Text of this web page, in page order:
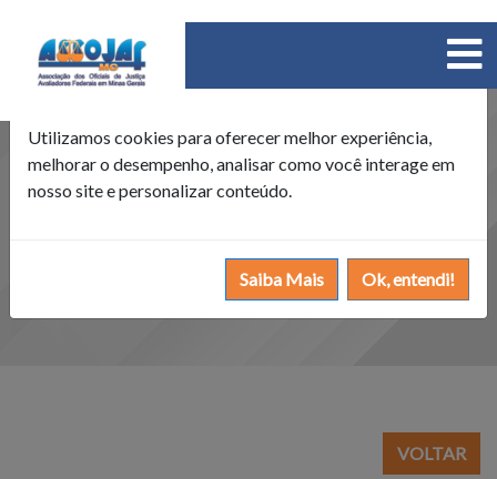
VOLTAR
Política de Cookies ×
Utilizamos cookies para oferecer melhor experiência,
melhorar o desempenho, analisar como você interage em
nosso site e personalizar conteúdo.
Saiba Mais Ok, entendi!